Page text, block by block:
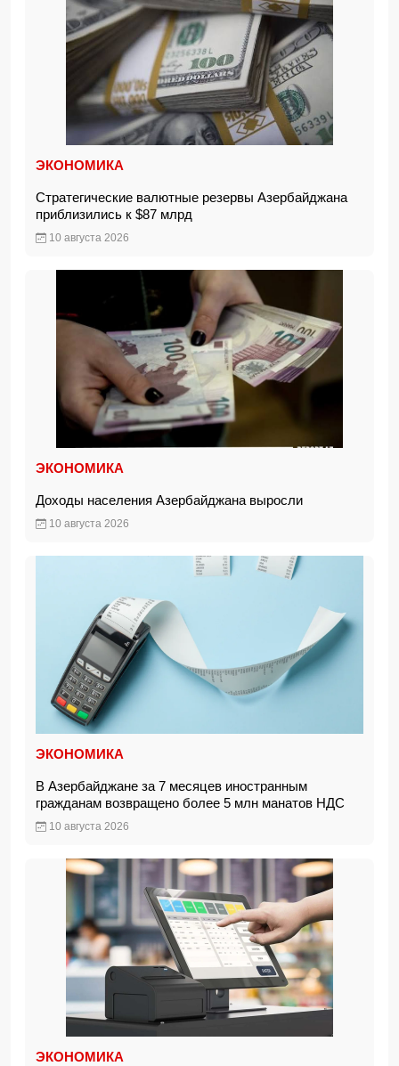
ЭКОНОМИКА
Стратегические валютные резервы Азербайджана
приблизились к $87 млрд
10 августа 2026
ЭКОНОМИКА
Доходы населения Азербайджана выросли
10 августа 2026
ЭКОНОМИКА
В Азербайджане за 7 месяцев иностранным
гражданам возвращено более 5 млн манатов НДС
10 августа 2026
ЭКОНОМИКА